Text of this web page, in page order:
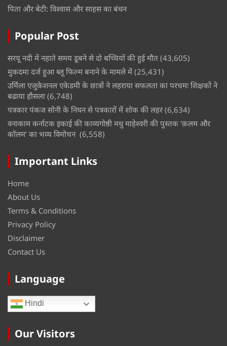
पिता और बेटी: विश्वास और साहस का बंधन
Popular Post
सरयू नदी में नहाते समय डूबने से दो बच्चियों की हुई मौत (43,605)
मुकदमा दर्ज हुआ ब्लू फिल्म बनाने के मामले में (25,431)
उर्मिला एजुकेशनल एकेडमी के छात्रों ने लहराया सफलता का परचमः शिक्षकों ने
बढाया हौसला (6,748)
पत्रकार पंकज सोनी के निधन से पत्रकारों में शोक की लहर (6,634)
वनाकाम कर्नाटक इकाई की काव्यगोष्ठी मधु माहेश्वरी की पुस्तक ‘क़लम और
कॉलम’ का भव्य विमोचन (6,558)
Important Links
Home
About Us
Terms & Conditions
Privacy Policy
Disclaimer
Contact Us
Language
Hindi
Our Visitors